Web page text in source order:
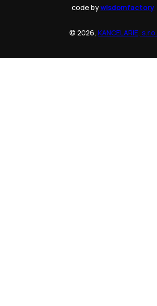
code bywisdomfactory
© 2026, KANCELARIE, s.r.o.